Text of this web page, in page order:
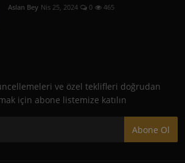
Aslan Bey Nis 25, 2024 0 465
ve özel teklifleri doğrudan
için abone listemize katılın
Abone Ol